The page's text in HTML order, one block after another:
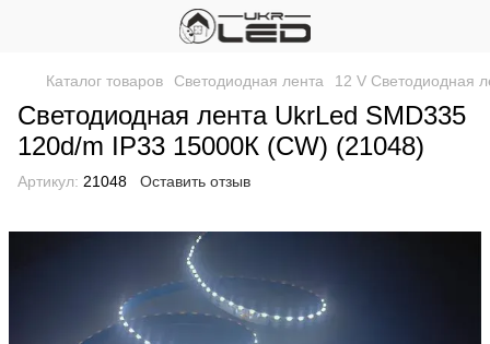
Каталог товаров Светодиодная лента 12 V Светодиодная
Светодиодная лента UkrLed SMD335
120d/m IP33 15000К (CW) (21048)
Артикул: 21048 Оставить отзыв